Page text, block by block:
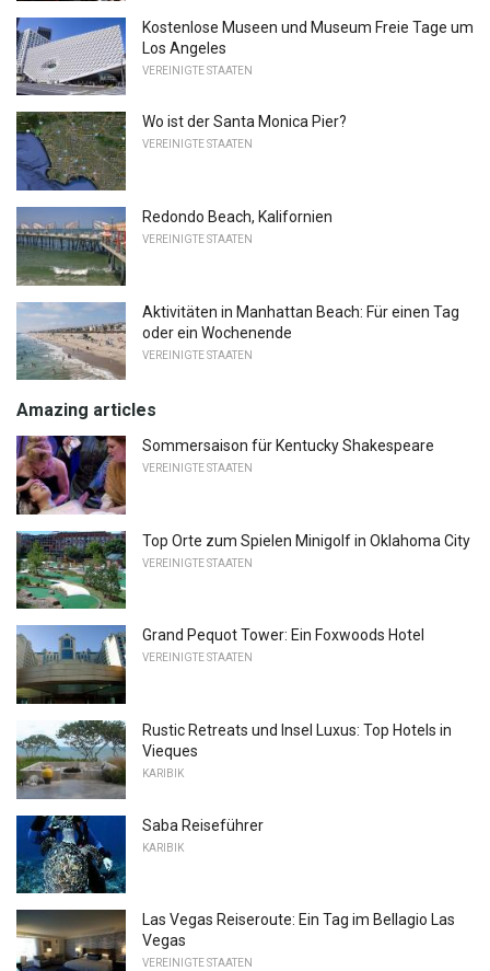
Kostenlose Museen und Museum Freie Tage um
Los Angeles
VEREINIGTE STAATEN
Wo ist der Santa Monica Pier?
VEREINIGTE STAATEN
Redondo Beach, Kalifornien
VEREINIGTE STAATEN
Aktivitäten in Manhattan Beach: Für einen Tag
oder ein Wochenende
VEREINIGTE STAATEN
Amazing articles
Sommersaison für Kentucky Shakespeare
VEREINIGTE STAATEN
Top Orte zum Spielen Minigolf in Oklahoma City
VEREINIGTE STAATEN
Grand Pequot Tower: Ein Foxwoods Hotel
VEREINIGTE STAATEN
Rustic Retreats und Insel Luxus: Top Hotels in
Vieques
KARIBIK
Saba Reiseführer
KARIBIK
Las Vegas Reiseroute: Ein Tag im Bellagio Las
Vegas
VEREINIGTE STAATEN